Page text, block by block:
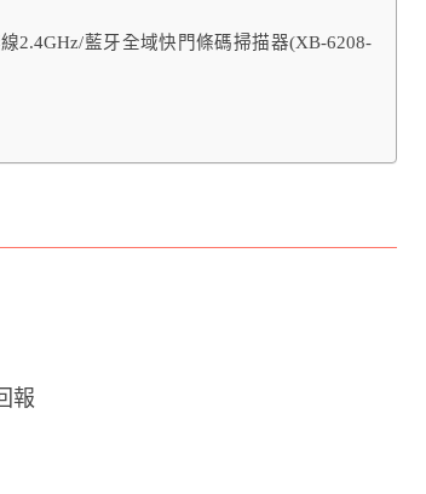
2.4GHz/藍牙全域快門條碼掃描器(XB-6208-
報